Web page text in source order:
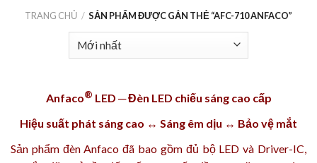
TRANG CHỦ / SẢN PHẨM ĐƯỢC GẮN THẺ “AFC-710 ANFACO”
Anfaco® LED ─ Đèn LED chiếu sáng cao cấp
Hiệu suất phát sáng cao ↔ Sáng êm dịu ↔ Bảo vệ mắt
Sản phẩm đèn Anfaco đã bao gồm đủ bộ LED và Driver-IC,